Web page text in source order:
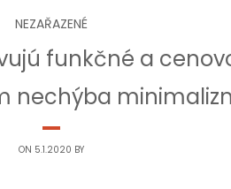
NEZAŘAZENÉ
funkčné a
nechýba
ON 5.1.2020 BY